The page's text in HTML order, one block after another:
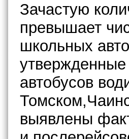
Зачастую
превышает
школьных
автобусов
выявлены